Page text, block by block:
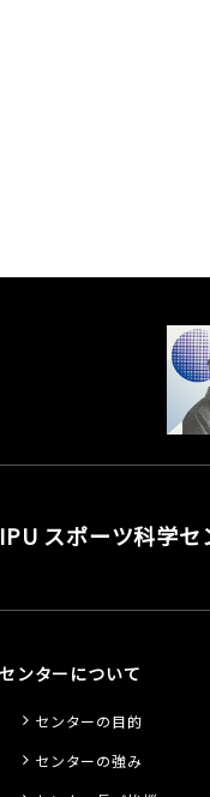
IPU スポーツ科学セ
センターについて
センターの目的
センターの強み